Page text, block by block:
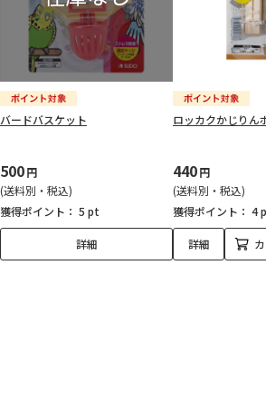
バードバスケット
500円
(送料別・税込)
獲得ポイント： 5 pt
詳細
ロッカクかじりん
440円
(送料別・税込)
獲得ポイント： 4
詳細